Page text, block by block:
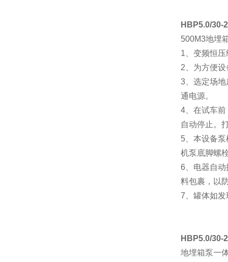
HBP5.0/30-
500M3地埋
1、变频恒
2、为方便
3、选定场
通电源。
4、在试车
自动停止。
5、本设备
机泵底脚螺
6、电器自
料包裹，以
7、罐体如
HBP5.0/30-
地埋箱泵一